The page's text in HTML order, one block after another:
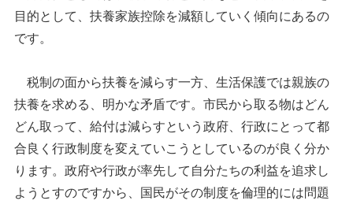
目的として、扶養家族控除を減額していく傾向にあるの
です。
税制の面から扶養を減らす一方、生活保護では親族の
扶養を求める、明かな矛盾です。市民から取る物はどん
どん取って、給付は減らすという政府、行政にとって都
合良く行政制度を変えていこうとしているのが良く分か
ります。政府や行政が率先して自分たちの利益を追求し
ようとすのですから、国民がその制度を倫理的には問題